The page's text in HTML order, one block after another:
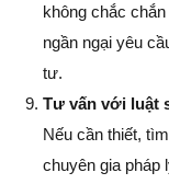
không chắc
ngần ngại yêu
tư.
Tư vấn với luật
Nếu cần thiết,
chuyên gia pháp